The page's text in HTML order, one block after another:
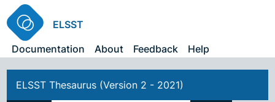
ELSST
Documentation
About Feedback Help
ELSST Thesaurus (Version 2 - 2021)